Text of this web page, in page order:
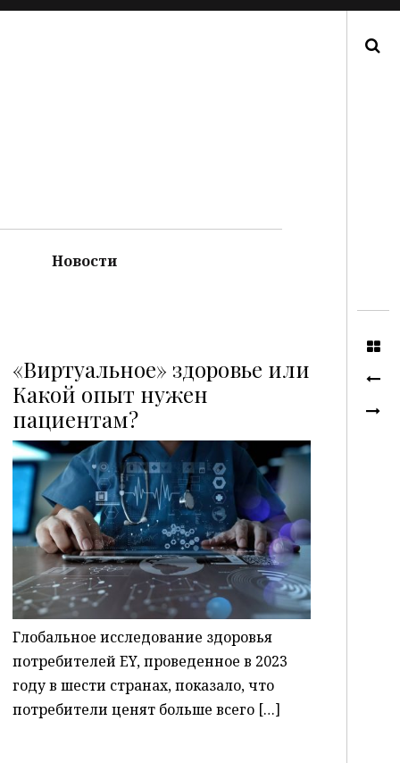
Новости
«Виртуальное» здоровье или
Какой опыт нужен
пациентам?P
Глобальное исследование здоровья
потребителей EY, проведенное в 2023
году в шести странах, показало, что
потребители ценят больше всего […]